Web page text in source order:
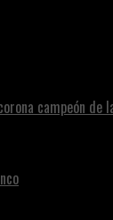
campeón de